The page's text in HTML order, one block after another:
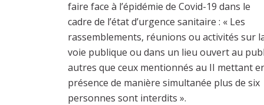
faire face à l’épidémie de Covid-19 dans le
cadre de l’état d’urgence sanitaire : « Les
rassemblements, réunions ou activités sur
voie publique ou dans un lieu ouvert au
autres que ceux mentionnés au II mettant
présence de manière simultanée plus de six
personnes sont interdits ».